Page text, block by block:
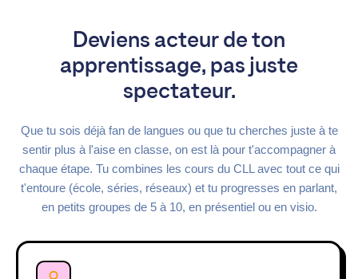
Deviens acteur de ton
apprentissage, pas juste
spectateur.
Que tu sois déjà fan de langues ou que tu cherches juste à te
sentir plus à l'aise en classe, on est là pour t'accompagner à
chaque étape. Tu combines les cours du CLL avec tout ce qui
t'entoure (école, séries, réseaux) et tu progresses en parlant,
en petits groupes de 5 à 10, en présentiel ou en visio.